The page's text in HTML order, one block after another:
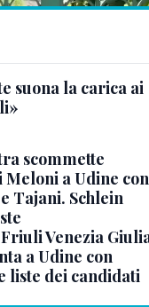
suona la carica ai
scommette
Meloni a Udine con
Tajani. Schlein
Venezia
a Udine con
liste dei candidati